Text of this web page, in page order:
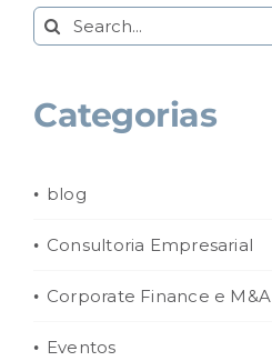
Search
for:
Categorias
blog
Consultoria Empresarial
Corporate Finance e M&A
Eventos